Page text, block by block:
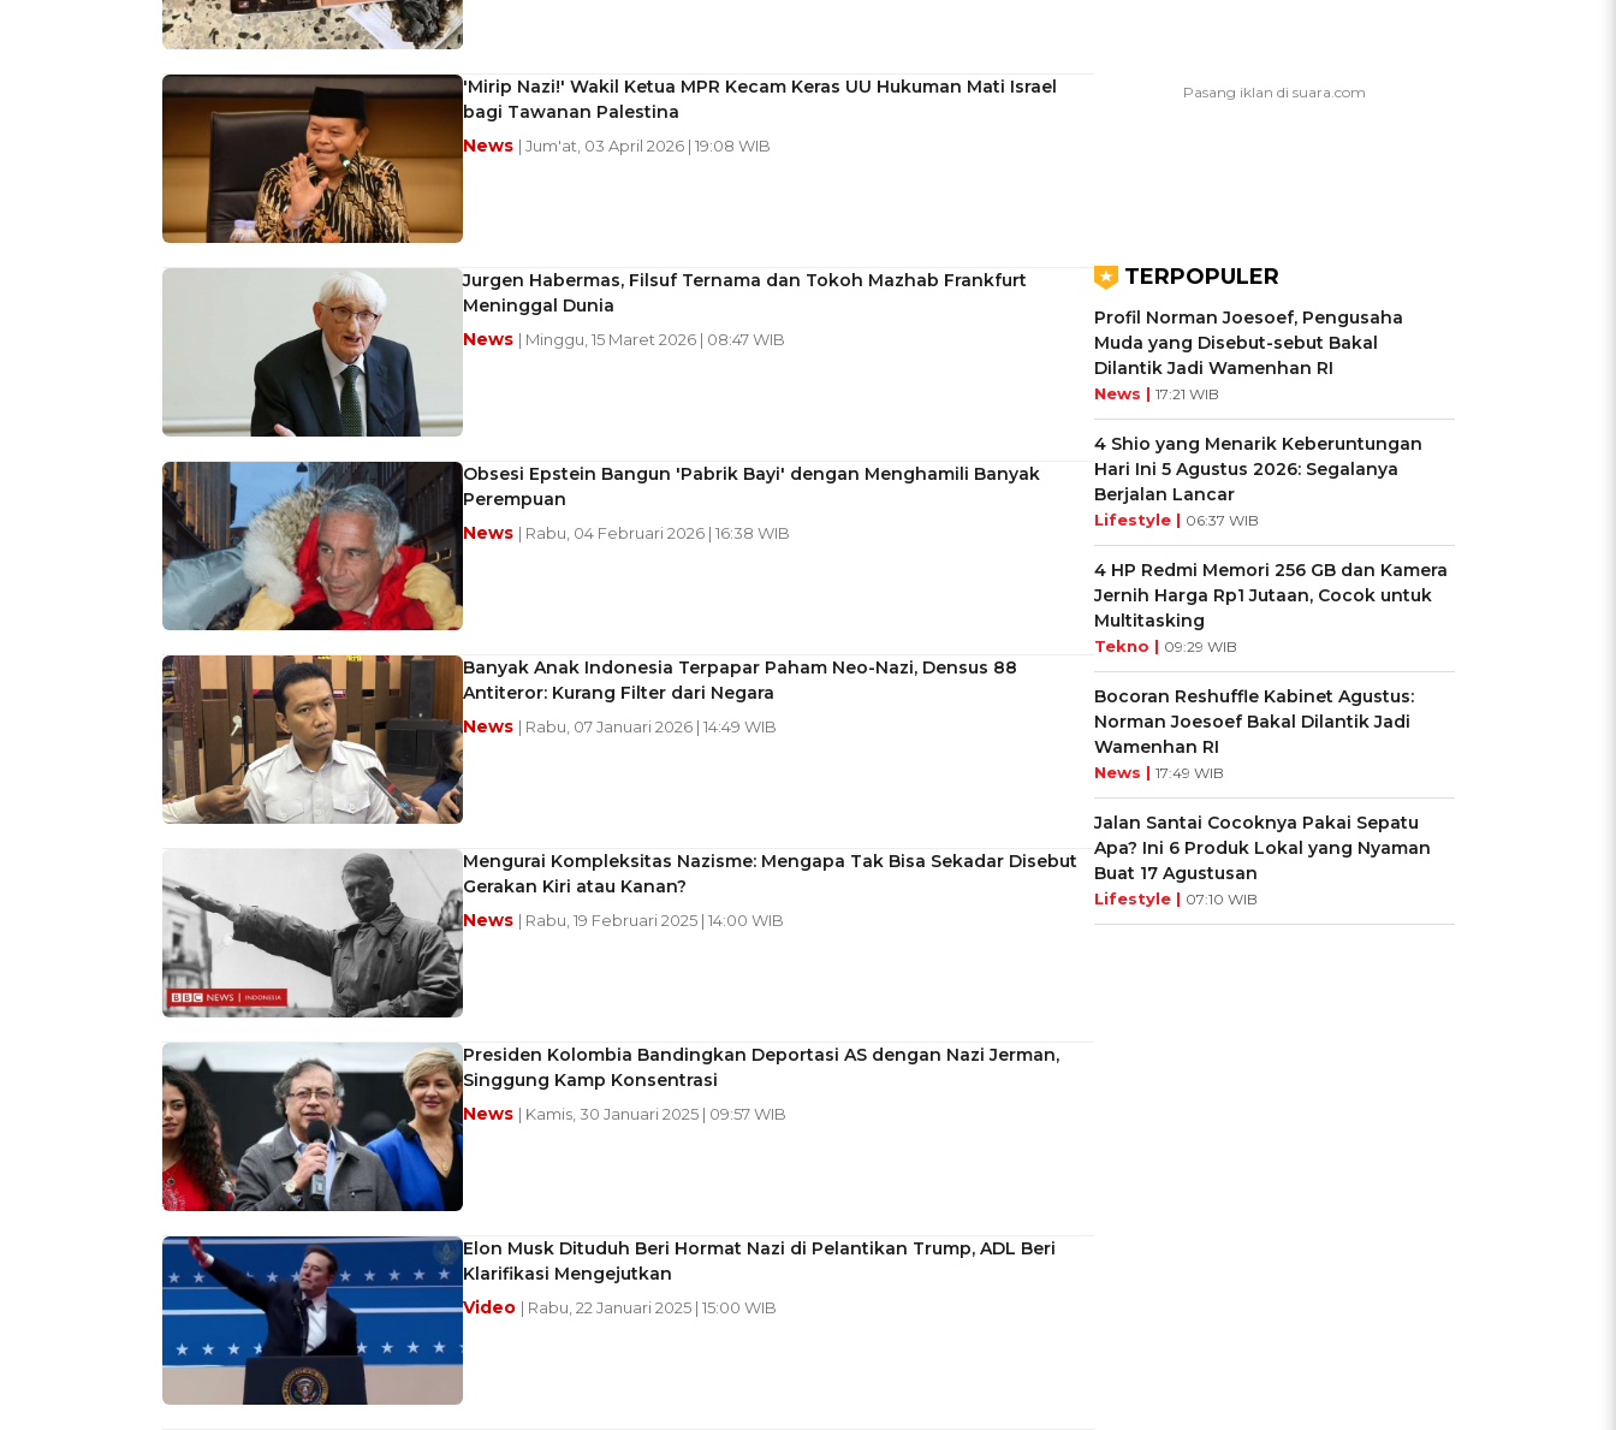
'Mirip Nazi!' Wakil Ketua MPR Kecam Keras UU Hukuman Mati Israel
bagi Tawanan Palestina
News | Jum'at, 03 April 2026 | 19:08 WIB
Jurgen Habermas, Filsuf Ternama dan Tokoh Mazhab Frankfurt
Meninggal Dunia
News | Minggu, 15 Maret 2026 | 08:47 WIB
Obsesi Epstein Bangun 'Pabrik Bayi' dengan Menghamili Banyak
Perempuan
News | Rabu, 04 Februari 2026 | 16:38 WIB
Banyak Anak Indonesia Terpapar Paham Neo-Nazi, Densus 88
Antiteror: Kurang Filter dari Negara
News | Rabu, 07 Januari 2026 | 14:49 WIB
Mengurai Kompleksitas Nazisme: Mengapa Tak Bisa Sekadar Disebut
Gerakan Kiri atau Kanan?
News | Rabu, 19 Februari 2025 | 14:00 WIB
Presiden Kolombia Bandingkan Deportasi AS dengan Nazi Jerman,
Singgung Kamp Konsentrasi
News | Kamis, 30 Januari 2025 | 09:57 WIB
Elon Musk Dituduh Beri Hormat Nazi di Pelantikan Trump, ADL Beri
Klarifikasi Mengejutkan
Video | Rabu, 22 Januari 2025 | 15:00 WIB
TERPOPULER
Profil Norman Joesoef, Pengusaha
Muda yang Disebut-sebut Bakal
Dilantik Jadi Wamenhan RI
News | 17:21 WIB
4 Shio yang Menarik Keberuntungan
Hari Ini 5 Agustus 2026: Segalanya
Berjalan Lancar
Lifestyle | 06:37 WIB
4 HP Redmi Memori 256 GB dan Kamera
Jernih Harga Rp1 Jutaan, Cocok untuk
Multitasking
Tekno | 09:29 WIB
Bocoran Reshuffle Kabinet Agustus:
Norman Joesoef Bakal Dilantik Jadi
Wamenhan RI
News | 17:49 WIB
Jalan Santai Cocoknya Pakai Sepatu
Apa? Ini 6 Produk Lokal yang Nyaman
Buat 17 Agustusan
Lifestyle | 07:10 WIB